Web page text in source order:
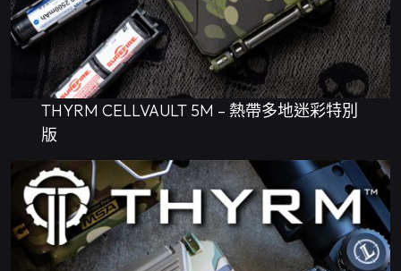
THYRM CELLVAULT 5M – 熱帶多地迷彩特別
版